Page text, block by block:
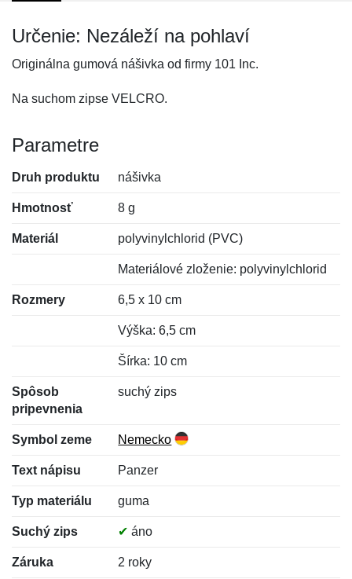
Určenie: Nezáleží na pohlaví
Originálna gumová nášivka od firmy 101 Inc.
Na suchom zipse VELCRO.
Parametre
Druh produktu nášivka
Hmotnosť 8 g
Materiál polyvinylchlorid (PVC)
Materiálové zloženie: polyvinylchlorid
Rozmery 6,5 x 10 cm
Výška: 6,5 cm
Šírka: 10 cm
Spôsob
pripevnenia
suchý zips
Symbol zeme Nemecko
Text nápisu Panzer
Typ materiálu guma
Suchý zips ✔ áno
Záruka 2 roky